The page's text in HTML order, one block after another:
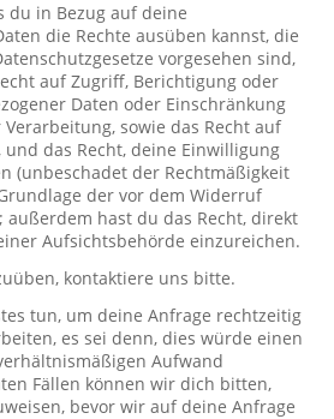
du in Bezug auf deine
die Rechte ausüben kannst, die
vorgesehen sind,
auf Zugriff, Berichtigung oder
Daten oder Einschränkung
sowie das Recht auf
das Recht, deine Einwilligung
(unbeschadet der Rechtmäßigkeit
der vor dem Widerruf
hast du das Recht, direkt
Aufsichtsbehörde einzureichen.
kontaktiere uns bitte.
tun, um deine Anfrage rechtzeitig
es sei denn, dies würde einen
Aufwand
Fällen können wir dich bitten,
bevor wir auf deine Anfrage